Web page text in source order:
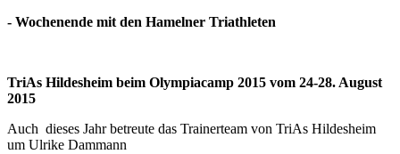
- Wochenende mit den Hamelner Triathleten
TriAs Hildesheim beim Olympiacamp 2015 vom 24-28. August
2015
Auch dieses Jahr betreute das Trainerteam von TriAs Hildesheim
um Ulrike Dammann